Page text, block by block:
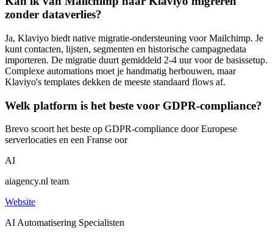
zonder dataverlies?
Ja, Klaviyo biedt native migratie-ondersteuning voor Mailchimp. Je
kunt contacten, lijsten, segmenten en historische campagnedata
importeren. De migratie duurt gemiddeld 2-4 uur voor de basissetup.
Complexe automations moet je handmatig herbouwen, maar
Klaviyo's templates dekken de meeste standaard flows af.
Welk platform is het beste voor GDPR-compliance?
Brevo scoort het beste op GDPR-compliance door Europese
serverlocaties en een Franse oor
AI
aiagency.nl team
Website
AI Automatisering Specialisten